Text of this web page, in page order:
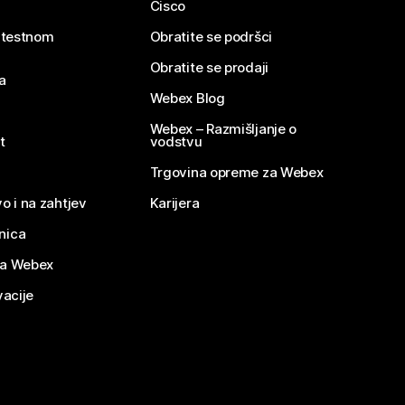
i na zahtjev
Webex
Cisco
Obratite se podršci
Obratite se prodaji
Webex Blog
Webex – Razmišljanje o
vodstvu
Trgovina opreme za Webex
Karijera